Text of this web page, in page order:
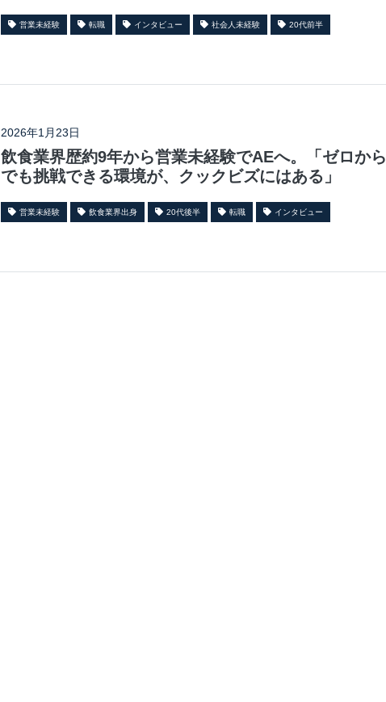
営業未経験 転職 インタビュー 社会人未経験 20代前半
2026年1月23日
飲食業界歴約9年から営業未経験でAEへ。「ゼロから
でも挑戦できる環境が、クックビズにはある」
営業未経験 飲食業界出身 20代後半 転職 インタビュー